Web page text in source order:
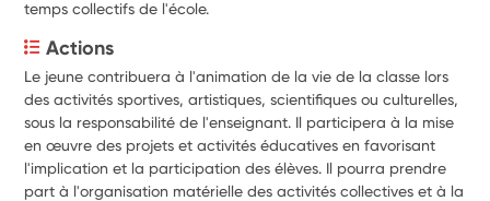
temps collectifs de l'école.
Actions
Le jeune contribuera à l'animation de la vie de la classe lors
des activités sportives, artistiques, scientifiques ou culturelles,
sous la responsabilité de l'enseignant. Il participera à la mise
en œuvre des projets et activités éducatives en favorisant
l'implication et la participation des élèves. Il pourra prendre
part à l'organisation matérielle des activités collectives et à la